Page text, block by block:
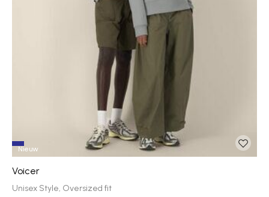
Nieuw
Voicer
Unisex Style, Oversized fit